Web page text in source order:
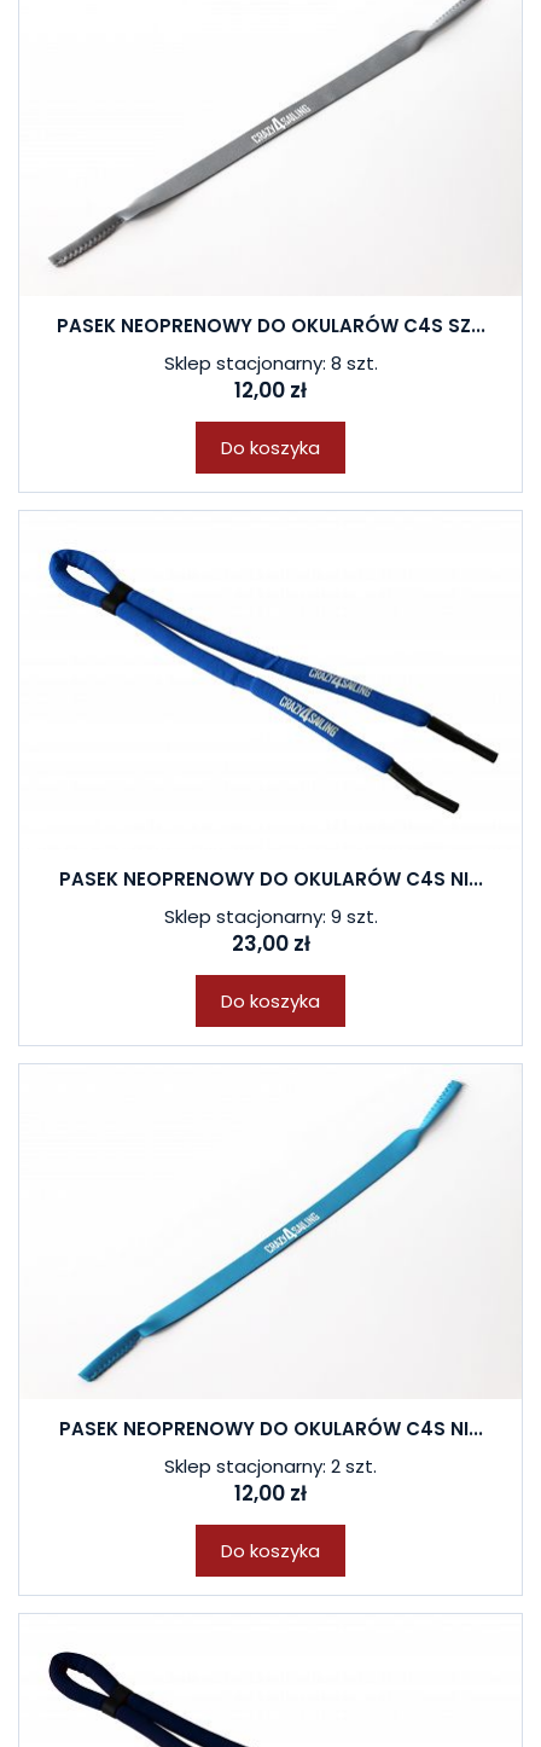
PASEK NEOPRENOWY DO OKULARÓW C4S SZ...
Sklep stacjonarny: 8 szt.
12,00 zł
Do koszyka
PASEK NEOPRENOWY DO OKULARÓW C4S NI...
Sklep stacjonarny: 9 szt.
23,00 zł
Do koszyka
PASEK NEOPRENOWY DO OKULARÓW C4S NI...
Sklep stacjonarny: 2 szt.
12,00 zł
Do koszyka